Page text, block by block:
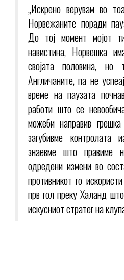
„Искрено верувам во
Норвежаните поради
До тој момент мојот
навистина, Норвешка
својата половина,
Англичаните, па не
време на паузата
работи што се
можеби направив
загубивме
знаевме што правиме
одредени измени во
противникот го
прв гол преку Халанд
искусниот стратег на